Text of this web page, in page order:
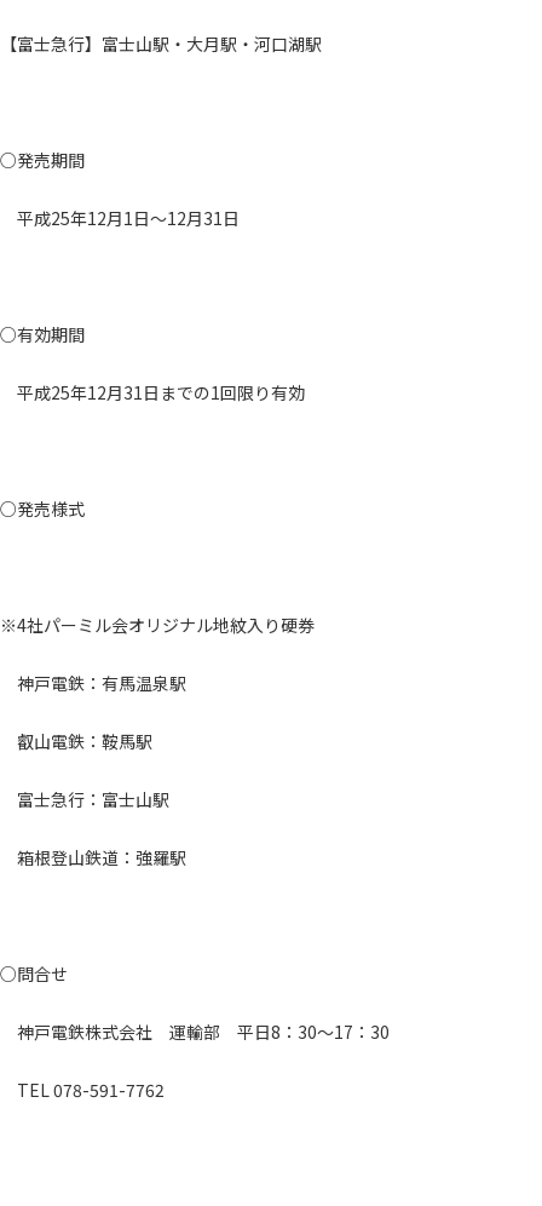
【富士急行】富士山駅・大月駅・河口湖駅
○発売期間
平成25年12月1日～12月31日
○有効期間
平成25年12月31日までの1回限り有効
○発売様式
※4社パーミル会オリジナル地紋入り硬券
神戸電鉄：有馬温泉駅
叡山電鉄：鞍馬駅
富士急行：富士山駅
箱根登山鉄道：強羅駅
○問合せ
神戸電鉄株式会社 運輸部 平日8：30～17：30
TEL 078-591-7762